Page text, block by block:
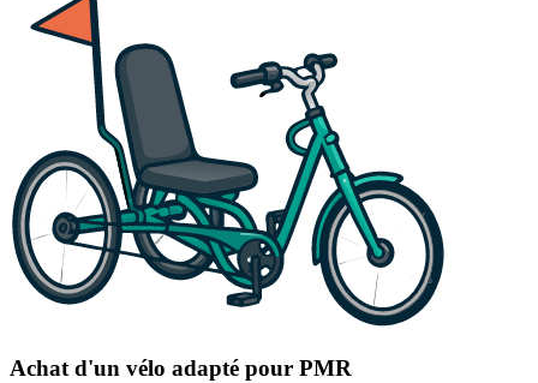
Achat d'un vélo adapté pour PMR